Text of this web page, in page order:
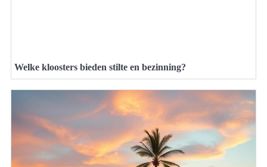
Welke kloosters bieden stilte en bezinning?